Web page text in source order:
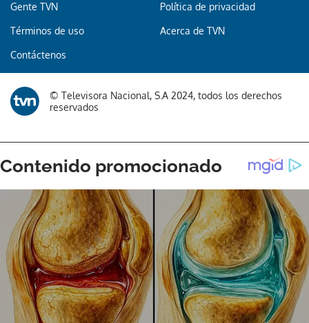
Gracias por suscribirte a nuestro boletín.
Gente TVN Política de privacidad
Términos de uso Acerca de TVN
Contáctenos
© Televisora Nacional, S.A 2024, todos los derechos
reservados